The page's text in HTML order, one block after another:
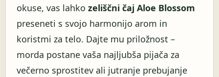
okuse, vas lahko zeliščni čaj Aloe Blossom
preseneti s svojo harmonijo arom in
koristmi za telo. Dajte mu priložnost –
morda postane vaša najljubša pijača za
večerno sprostitev ali jutranje prebujanje